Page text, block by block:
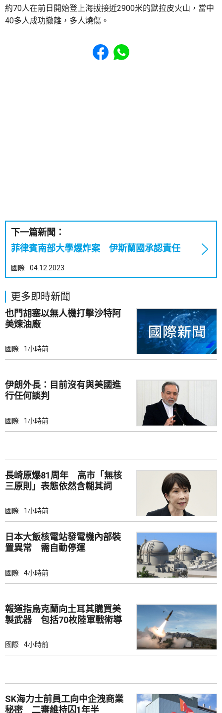
約70人在前日開始登上海拔接近2900米的默拉皮火山，當中
40多人成功撤離，多人燒傷。
Share to Facebook
Share to WhatsApp
下一篇新聞：
菲律賓南部大學爆炸案 伊斯蘭國承認責任
國際 04.12.2023
更多即時新聞
也門胡塞以無人機打擊沙特阿
美煉油廠
國際 1小時前
伊朗外長：目前沒有與美國進
行任何談判
國際 1小時前
長崎原爆81周年 高市「無核
三原則」表態依然含糊其詞
國際 1小時前
日本大飯核電站發電機內部裝
置異常 需自動停運
國際 4小時前
報道指烏克蘭向土耳其購買美
製武器 包括70枚陸軍戰術導
國際 4小時前
SK海力士前員工向中企洩商業
秘密 二審維持囚1年半